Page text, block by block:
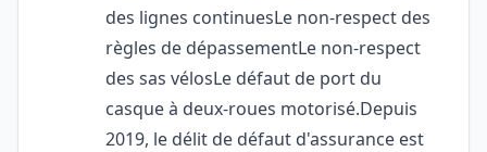
des lignes continuesLe non-respect des
règles de dépassementLe non-respect
des sas vélosLe défaut de port du
casque à deux-roues motorisé.Depuis
2019, le délit de défaut d'assurance est